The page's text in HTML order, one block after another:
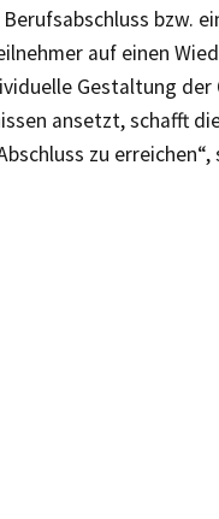
bzw.
auf einen
Gestaltung der
ansetzt, schafft
zu